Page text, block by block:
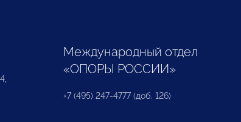
Международный отдел
«ОПОРЫ РОССИИ»
+7 (495) 247-4777 (доб. 126)